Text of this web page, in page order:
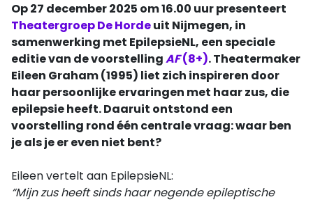
Op 27 december 2025 om 16.00 uur presenteert
Theatergroep De Hordeuit Nijmegen, in
samenwerking met EpilepsieNL, een speciale
editie van de voorstellingAF(8+). Theatermaker
Eileen Graham (1995) liet zich inspireren door
haar persoonlijke ervaringen met haar zus, die
epilepsie heeft. Daaruit ontstond een
voorstelling rond één centrale vraag: waar ben
je als je er even niet bent?
Eileen vertelt aan EpilepsieNL:
“Mijn zus heeft sinds haar negende epileptische